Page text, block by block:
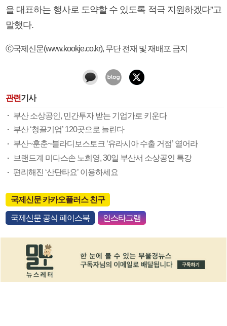
을 대표하는 행사로 도약할 수 있도록 적극 지원하겠다”고
말했다.
ⓒ국제신문(www.kookje.co.kr), 무단 전재 및 재배포 금지
관련기사
부산 소상공인, 민간투자 받는 기업가로 키운다
부산 ‘청끌기업’ 120곳으로 늘린다
부산~훈춘~블라디보스토크 ‘유라시아 수출 거점’ 열어라
브랜드계 미다스손 노희영, 30일 부산서 소상공인 특강
편리해진 ‘산단타요’ 이용하세요
국제신문 카카오플러스 친구
국제신문 공식 페이스북 인스타그램